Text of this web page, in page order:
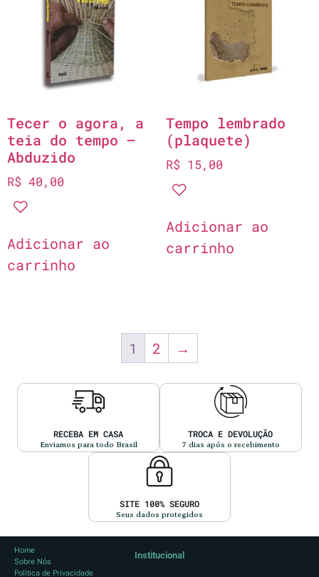
Tecer o agora, a
teia do tempo –
Abduzido
R$ 40,00
Adicionar ao
carrinho
Tempo lembrado
(plaquete)
R$ 15,00
Adicionar ao
carrinho
1 2 →
RECEBA EM CASA
Enviamos para todo Brasil
TROCA E DEVOLUÇÃO
7 dias após o recebimento
SITE 100% SEGURO
Seus dados protegidos
Institucional
Home
Sobre Nós
Política de Privacidade